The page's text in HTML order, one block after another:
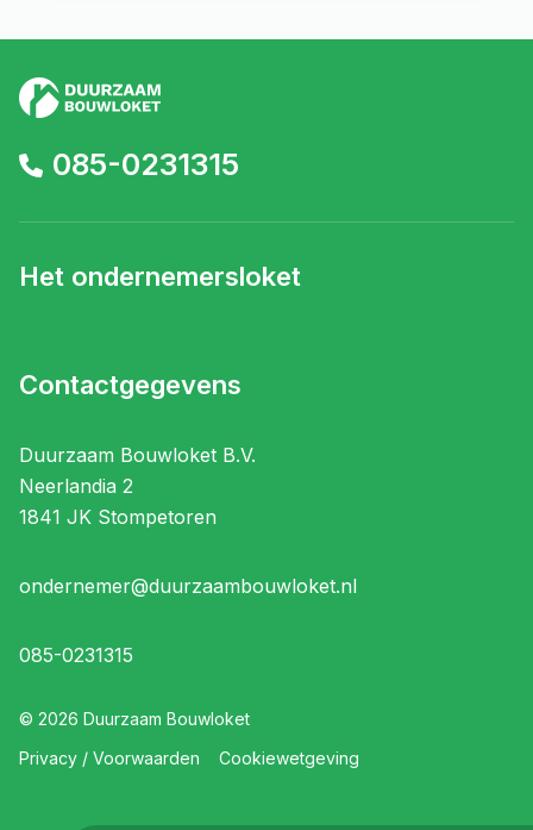
085-0231315
Het ondernemersloket
Contactgegevens
Duurzaam Bouwloket B.V.
Neerlandia 2
1841 JK Stompetoren
ondernemer@duurzaambouwloket.nl
085-0231315
© 2026 Duurzaam Bouwloket
Privacy / Voorwaarden
Cookiewetgeving